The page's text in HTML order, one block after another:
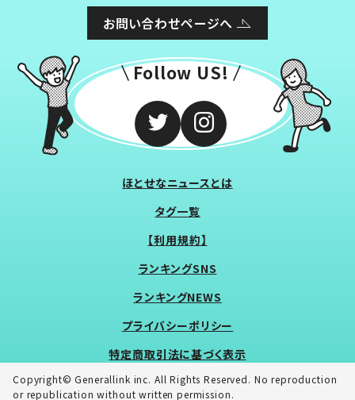
お問い合わせページへ
Follow US!
ほとせなニュースとは
タグ一覧
【利用規約】
ランキングSNS
ランキングNEWS
プライバシーポリシー
特定商取引法に基づく表示
Copyright© Generallink inc. All Rights Reserved. No reproduction
or republication without written permission.